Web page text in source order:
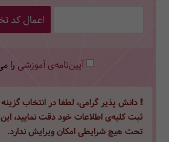
اعمال کد
آیین‌نامه‌ی آموزشی را
دانش پذیر گرامی، لطفا در انتخاب
ثبت کلیه‌ی اطلاعات خود دقت نمایید،
تحت هیچ شرایطی امکان ویرایش ندارد.